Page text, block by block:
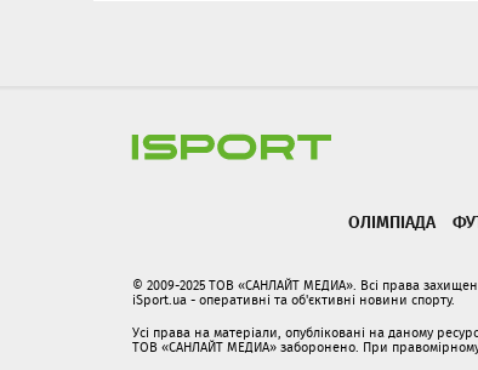
ОЛІМПІАДА
© 2009-2025 ТОВ «САНЛАЙТ МЕДИА». Всі права
iSport.ua - оперативні та об'єктивні новини спорту.
Усі права на матеріали, опубліковані на даному
ТОВ «САНЛАЙТ МЕДИА» заборонено. При правомірному